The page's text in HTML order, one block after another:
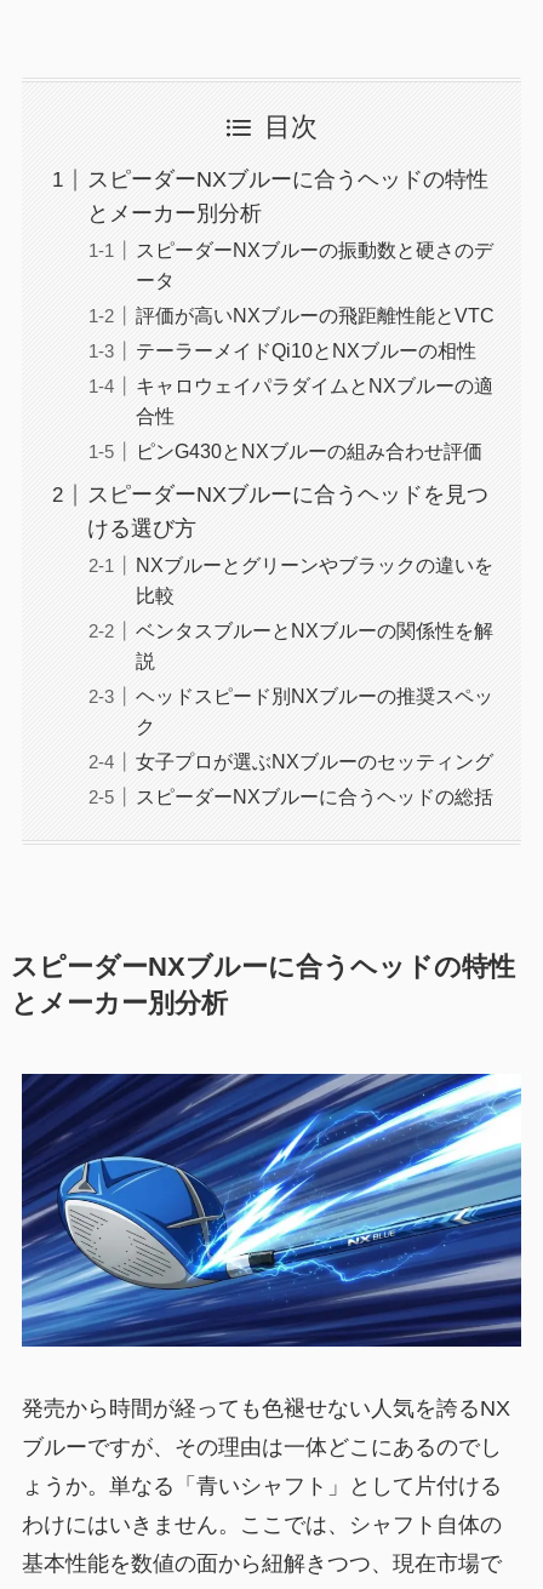
目次
スピーダーNXブルーに合うヘッドの特性
とメーカー別分析
スピーダーNXブルーの振動数と硬さのデ
ータ
評価が高いNXブルーの飛距離性能とVTC
テーラーメイドQi10とNXブルーの相性
キャロウェイパラダイムとNXブルーの適
合性
ピンG430とNXブルーの組み合わせ評価
スピーダーNXブルーに合うヘッドを見つ
ける選び方
NXブルーとグリーンやブラックの違いを
比較
ベンタスブルーとNXブルーの関係性を解
説
ヘッドスピード別NXブルーの推奨スペッ
ク
女子プロが選ぶNXブルーのセッティング
スピーダーNXブルーに合うヘッドの総括
スピーダーNXブルーに合うヘッドの特性
とメーカー別分析
発売から時間が経っても色褪せない人気を誇るNX
ブルーですが、その理由は一体どこにあるのでし
ょうか。単なる「青いシャフト」として片付ける
わけにはいきません。ここでは、シャフト自体の
基本性能を数値の面から紐解きつつ、現在市場で